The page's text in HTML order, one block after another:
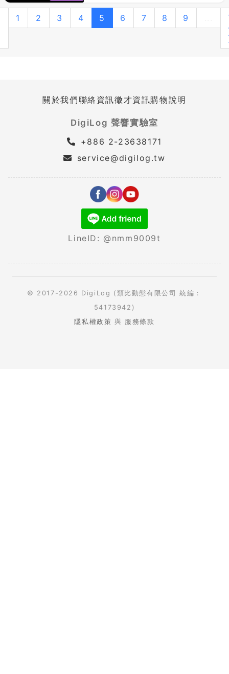
1 2 3 4 5 6 7 8 9
關於我們聯絡資訊徵才資訊購物說明
DigiLog 聲響實驗室
+886 2-23638171
service@digilog.tw
LineID: @nmm9009t
© 2017-2026 DigiLog (類比動態有限公司 統編：
54173942)
隱私權政策 與 服務條款